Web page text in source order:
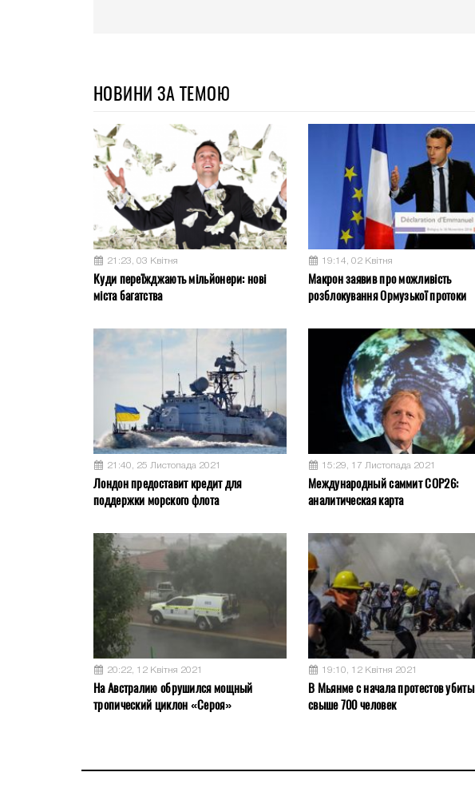
НОВИНИ ЗА ТЕМОЮ
21:23, 03 Квітня
Куди переїжджають мільйонери: нові
міста багатства
19:14, 02 Квітня
Макрон заявив про можливість
розблокування Ормузької протоки
21:40, 25 Листопада 2021
Лондон предоставит кредит для
поддержки морского флота
15:29, 17 Листопада 2021
Международный саммит COP26:
аналитическая карта
20:22, 12 Квітня 2021
На Австралию обрушился мощный
тропический циклон «Сероя»
19:10, 12 Квітня 2021
В Мьянме с начала протестов убиты
свыше 700 человек